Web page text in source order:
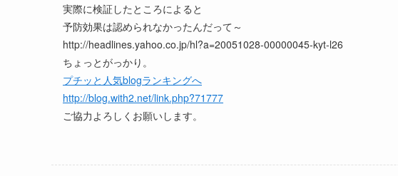
実際に検証したところによると
予防効果は認められなかったんだって～
http://headlines.yahoo.co.jp/hl?a=20051028-00000045-kyt-l26
ちょっとがっかり。
プチッと人気blogランキングへ
http://blog.with2.net/link.php?71777
ご協力よろしくお願いします。